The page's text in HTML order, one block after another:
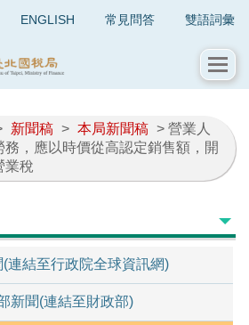
ENGLISH 常見問答 雙語詞彙
新聞稿 > 本局新聞稿 > 營業人
，應以時價從高認定銷售額，開
業稅
連結至行政院全球資訊網)
新聞(連結至財政部)